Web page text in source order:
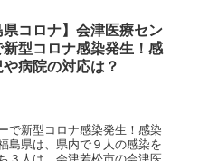
県コロナ】会津医療セン
新型コロナ感染発生！感
病院の対応は？
で新型コロナ感染発生！感染
島県は、県内で９人の感染を